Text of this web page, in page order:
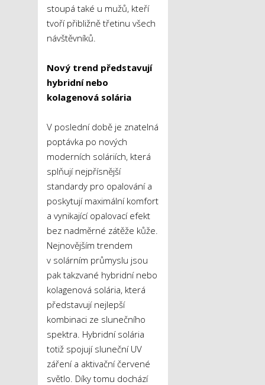
stoupá také u mužů, kteří
tvoří přibližně třetinu všech
návštěvníků.
Nový trend představují
hybridní nebo
kolagenová solária
V poslední době je znatelná
poptávka po nových
moderních soláriích, která
splňují nejpřísnější
standardy pro opalování a
poskytují maximální komfort
a vynikající opalovací efekt
bez nadměrné zátěže kůže.
Nejnovějším trendem
v solárním průmyslu jsou
pak takzvané hybridní nebo
kolagenová solária, která
představují nejlepší
kombinaci ze slunečního
spektra. Hybridní solária
totiž spojují sluneční UV
záření a aktivační červené
světlo. Díky tomu dochází